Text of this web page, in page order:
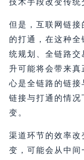
技术手段改变传统
但是，互联网链接
的打通，在这种
统规划、全链路交
升可能将会带来
心是全链路的链接
链接与打通的情况
变。
渠道环节的效率改
变，可能会从中间